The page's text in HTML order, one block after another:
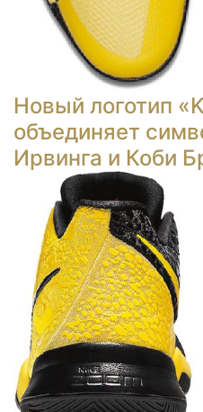
Новый логотип
объединяет
Ирвинга и Коби